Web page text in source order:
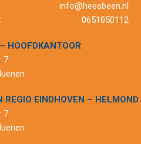
info@heesbeen.nl
0651050112
HOOFDKANTOOR
7
REGIO EINDHOVEN – HELMOND
7